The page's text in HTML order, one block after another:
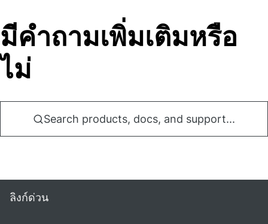
มีคําถามเพิ่มเติมหรือ
ไม่
Search products, docs, and support...
ลิงก์ด่วน